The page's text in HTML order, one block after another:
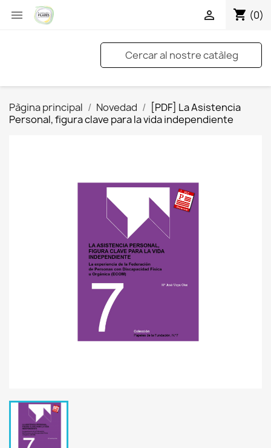
 shopping_cart (0)

Pàgina principal Novedad
[PDF] La Asistencia
Personal, figura clave para la vida independiente